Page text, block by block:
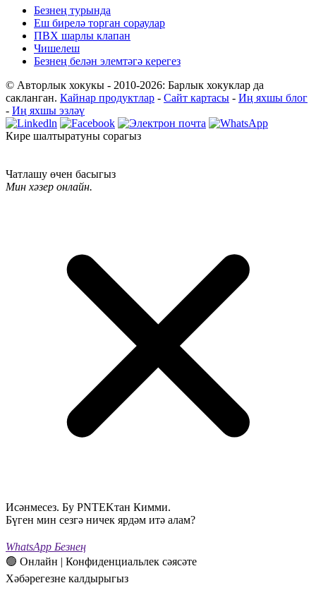
Безнең турында
Еш бирелә торган сораулар
ПВХ шарлы клапан
Чишелеш
Безнең белән элемтәгә керегез
© Авторлык хокукы - 2010-2026: Барлык хокуклар да
сакланган. Кайнар продуктлар - Сайт картасы - Иң яхшы блог
- Иң яхшы эзләү
Кире шалтыратуны сорагыз
Чатлашу өчен басыгыз
Мин хәзер онлайн.
Исәнмесез. Бу PNTEKтан Кимми.
Бүген мин сезгә ничек ярдәм итә алам?
WhatsApp Безнең
🟢 Онлайн | Конфиденциальлек сәясәте
Хәбәрегезне калдырыгыз